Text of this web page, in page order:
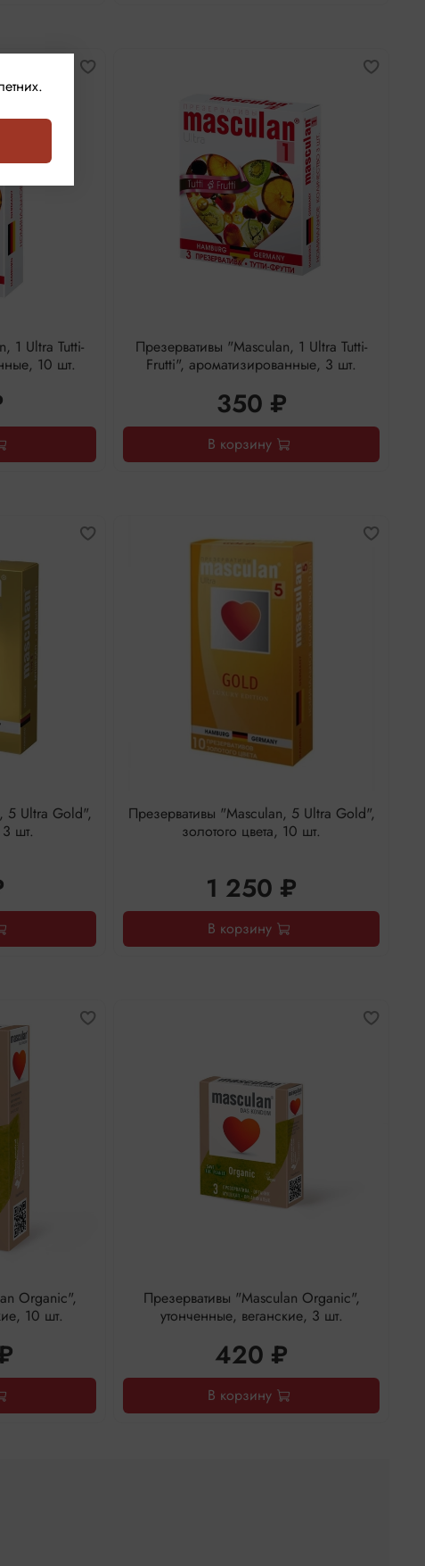
1 Ultra Tutti-
10 шт.
Презервативы "Masculan, 1 Ultra Tutti-
Frutti", ароматизированные, 3 шт.
350 ₽
В корзину
5 Ultra Gold",
3 шт.
Презервативы "Masculan, 5 Ultra Gold",
золотого цвета, 10 шт.
1 250 ₽
В корзину
Organic",
10 шт.
Презервативы "Masculan Organic",
утонченные, веганские, 3 шт.
420 ₽
В корзину